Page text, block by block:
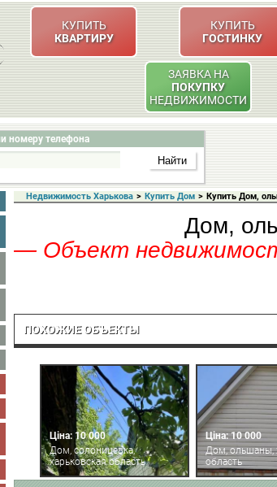
КУПИТЬ
КВАРТИРУ
КУПИТЬ
ГОСТИНКУ
ЗАЯВКА НА
ПОКУПКУ
НЕДВИЖИМОСТИ
номеру телефона
Недвижимость Харькова > Купить Дом > Купить Дом,
Дом,
— Объект
ПОХОЖИЕ ОБЪЕКТЫ
Ціна: 10 000
Дом, солоницевка,
харьковская область
Ціна: 10 000
Дом, ольшаны,
область